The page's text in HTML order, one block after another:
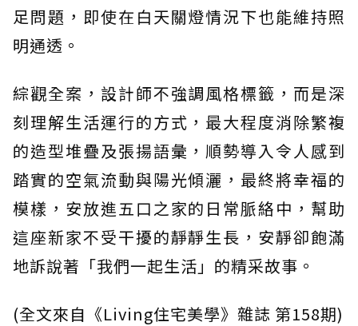
足問題，即使在白天關燈情況下也能維持照
明通透。
綜觀全案，設計師不強調風格標籤，而是深
刻理解生活運行的方式，最大程度消除繁複
的造型堆疊及張揚語彙，順勢導入令人感到
踏實的空氣流動與陽光傾灑，最終將幸福的
模樣，安放進五口之家的日常脈絡中，幫助
這座新家不受干擾的靜靜生長，安靜卻飽滿
地訴說著「我們一起生活」的精采故事。
(全文來自《Living住宅美學》雜誌 第158期)